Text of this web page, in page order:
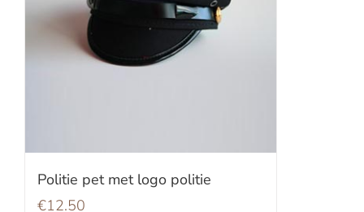
Politie pet met logo politie
€12.50